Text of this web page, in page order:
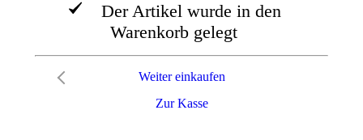
Der Artikel wurde in den
Warenkorb gelegt
Zur Kasse
Weiter einkaufen